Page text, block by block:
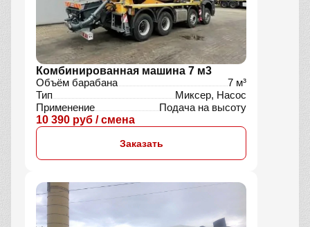
Комбинированная машина 7 м3
Объём барабана
7 м³
Тип
Миксер, Насос
Применение
Подача на высоту
10 390 руб / смена
Заказать